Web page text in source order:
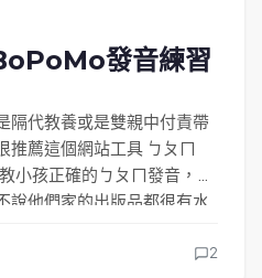
發音練習
隔代教養或是雙親中付責帶
推薦這個網站工具 ㄅㄆㄇ
小孩正確的ㄅㄆㄇ發音，我
說他們家的出版品都很有水
2